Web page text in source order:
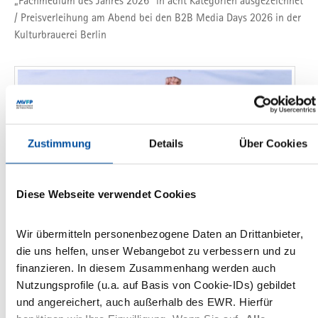
Zustimmung Details Über Cookies
Diese Webseite verwendet Cookies
Wir übermitteln personenbezogene Daten an Drittanbieter,
die uns helfen, unser Webangebot zu verbessern und zu
finanzieren. In diesem Zusammenhang werden auch
Nutzungsprofile (u.a. auf Basis von Cookie-IDs) gebildet
und angereichert, auch außerhalb des EWR. Hierfür
/ Preisverleihung am Abend bei den B2B Media Days 2026 in der
Kulturbrauerei Berlin
21
MAI
Fachpresse Fachmedien B2BAwards2026 B2BMediaDays2026
„Fachjournalist und